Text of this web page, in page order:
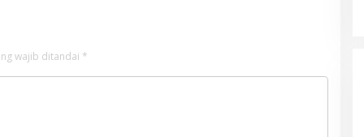
wajib ditandai *